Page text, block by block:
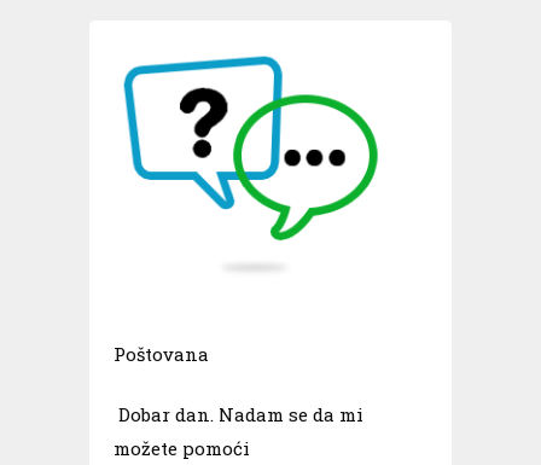
Poštovana
Dobar dan. Nadam se da mi
možete pomoći